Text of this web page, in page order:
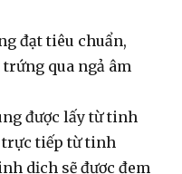
đạt tiêu chuẩn,
trứng qua ngả âm
được lấy từ tinh
trực tiếp từ tinh
dịch sẽ được đem